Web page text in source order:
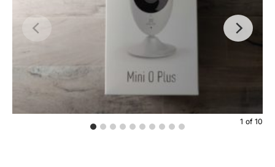
1 of 10